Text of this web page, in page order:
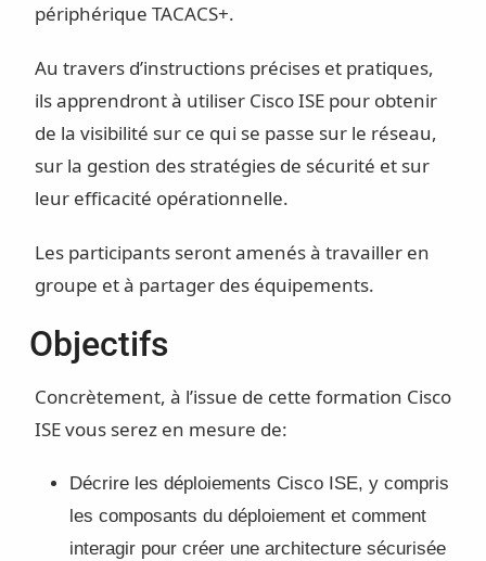
périphérique TACACS+.
Au travers d’instructions précises et pratiques,
ils apprendront à utiliser Cisco ISE pour obtenir
de la visibilité sur ce qui se passe sur le réseau,
sur la gestion des stratégies de sécurité et sur
leur efficacité opérationnelle.
Les participants seront amenés à travailler en
groupe et à partager des équipements.
Objectifs
Concrètement, à l’issue de cette formation Cisco
ISE vous serez en mesure de:
Décrire les déploiements Cisco ISE, y compris
les composants du déploiement et comment
interagir pour créer une architecture sécurisée